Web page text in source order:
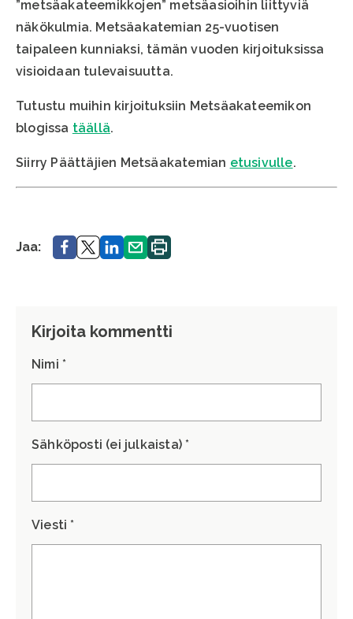
”metsäakateemikkojen” metsäasioihin liittyviä
näkökulmia. Metsäakatemian 25-vuotisen
taipaleen kunniaksi, tämän vuoden kirjoituksissa
visioidaan tulevaisuutta.
Tutustu muihin kirjoituksiin Metsäakateemikon
blogissa täällä.
Siirry Päättäjien Metsäakatemian etusivulle.
Jaa: Jaa. Jaa.Jaa. Jaa. Tulosta
sivu.
Kirjoita kommentti
Nimi *
Sähköposti (ei julkaista) *
Viesti *